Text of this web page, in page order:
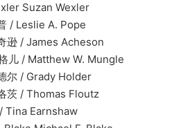
Wexler
A. Pope
/ James Acheson
/ Matthew W. Mungle
Grady Holder
Floutz
Earnshaw